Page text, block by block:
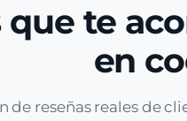
que te
en
de reseñas reales de